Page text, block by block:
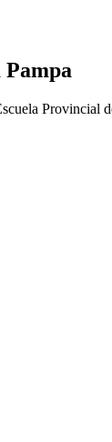
Provincial